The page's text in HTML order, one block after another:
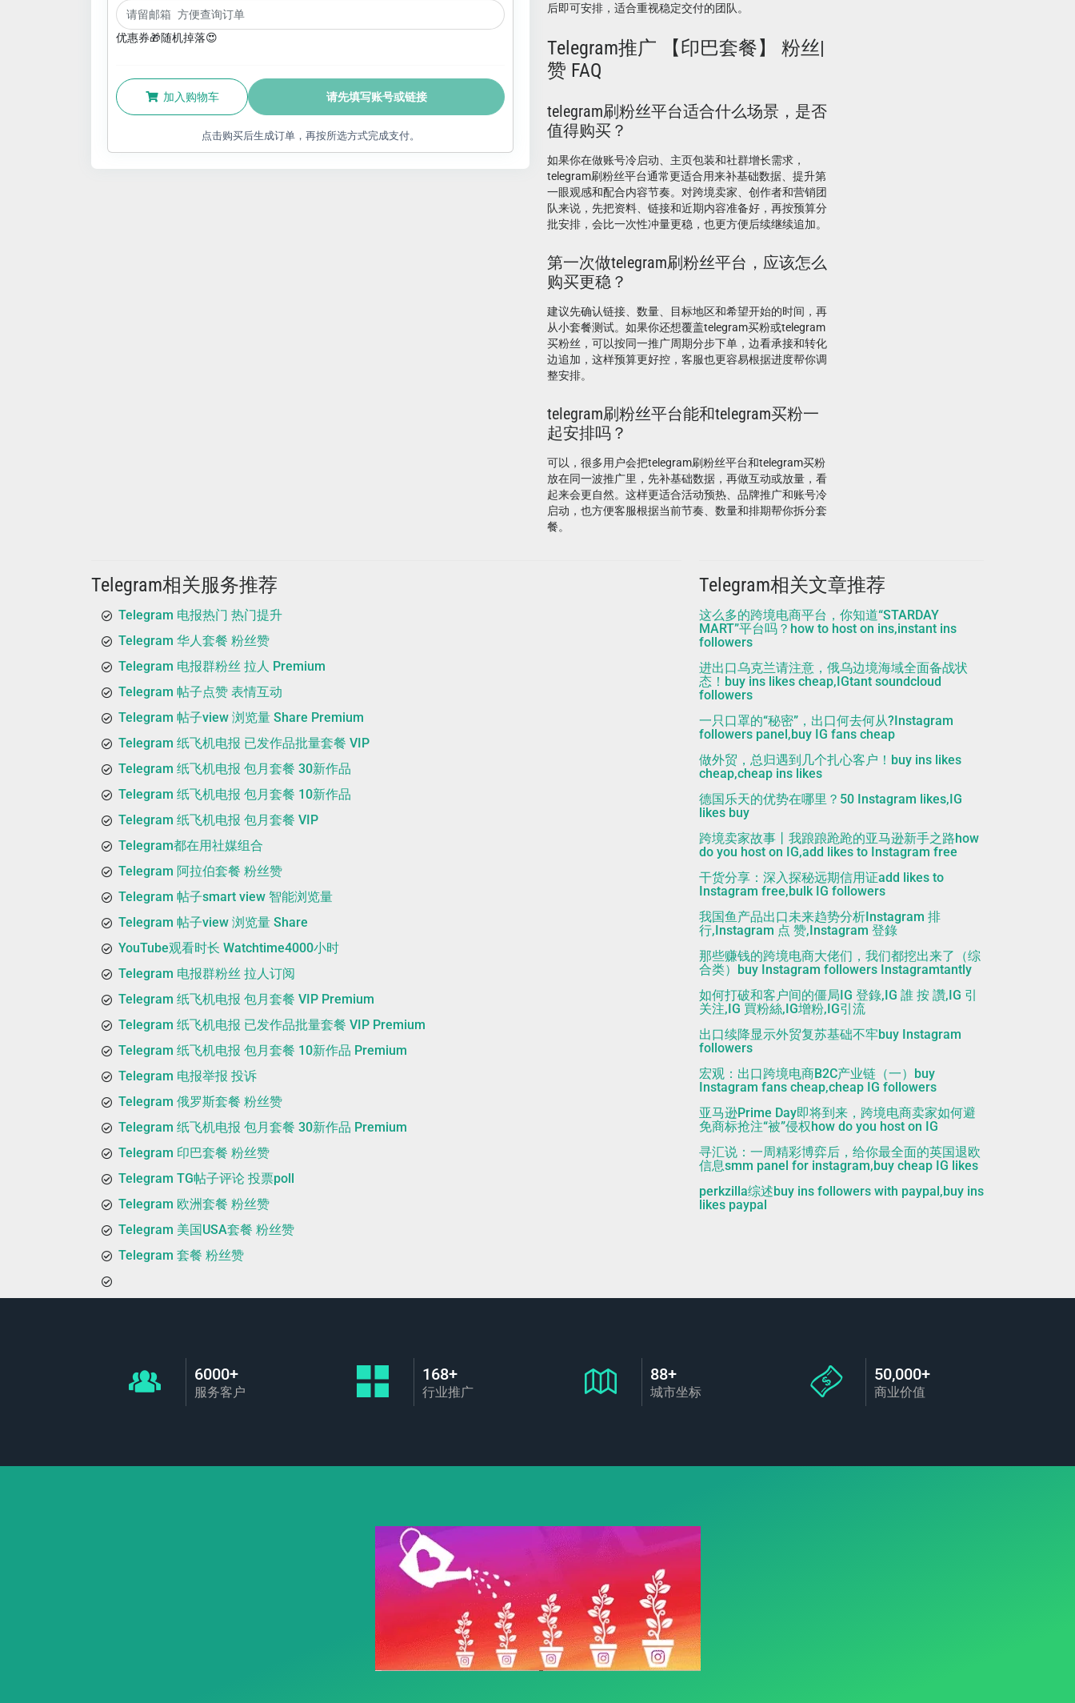
优惠券🎁随机掉落😍
加入购物车 请先填写账号或链接
点击购买后生成订单，再按所选方式完成支付。
后即可安排，适合重视稳定交付的团队。
Telegram推广 【印巴套餐】 粉丝|
赞 FAQ
telegram刷粉丝平台适合什么场景，是否
值得购买？
如果你在做账号冷启动、主页包装和社群增长需求，
telegram刷粉丝平台通常更适合用来补基础数据、提升第
一眼观感和配合内容节奏。对跨境卖家、创作者和营销团
队来说，先把资料、链接和近期内容准备好，再按预算分
批安排，会比一次性冲量更稳，也更方便后续继续追加。
第一次做telegram刷粉丝平台，应该怎么
购买更稳？
建议先确认链接、数量、目标地区和希望开始的时间，再
从小套餐测试。如果你还想覆盖telegram买粉或telegram
买粉丝，可以按同一推广周期分步下单，边看承接和转化
边追加，这样预算更好控，客服也更容易根据进度帮你调
整安排。
telegram刷粉丝平台能和telegram买粉一
起安排吗？
可以，很多用户会把telegram刷粉丝平台和telegram买粉
放在同一波推广里，先补基础数据，再做互动或放量，看
起来会更自然。这样更适合活动预热、品牌推广和账号冷
启动，也方便客服根据当前节奏、数量和排期帮你拆分套
餐。
Telegram相关服务推荐
Telegram 电报热门 热门提升
Telegram 华人套餐 粉丝赞
Telegram 电报群粉丝 拉人 Premium
Telegram 帖子点赞 表情互动
Telegram 帖子view 浏览量 Share Premium
Telegram 纸飞机电报 已发作品批量套餐 VIP
Telegram 纸飞机电报 包月套餐 30新作品
Telegram 纸飞机电报 包月套餐 10新作品
Telegram 纸飞机电报 包月套餐 VIP
Telegram都在用社媒组合
Telegram 阿拉伯套餐 粉丝赞
Telegram 帖子smart view 智能浏览量
Telegram 帖子view 浏览量 Share
YouTube观看时长 Watchtime4000小时
Telegram 电报群粉丝 拉人订阅
Telegram 纸飞机电报 包月套餐 VIP Premium
Telegram 纸飞机电报 已发作品批量套餐 VIP Premium
Telegram 纸飞机电报 包月套餐 10新作品 Premium
Telegram 电报举报 投诉
Telegram 俄罗斯套餐 粉丝赞
Telegram 纸飞机电报 包月套餐 30新作品 Premium
Telegram 印巴套餐 粉丝赞
Telegram TG帖子评论 投票poll
Telegram 欧洲套餐 粉丝赞
Telegram 美国USA套餐 粉丝赞
Telegram 套餐 粉丝赞
Telegram相关文章推荐
这么多的跨境电商平台，你知道“STARDAY
MART”平台吗？how to host on ins,instant ins
followers
进出口乌克兰请注意，俄乌边境海域全面备战状
态！buy ins likes cheap,IGtant soundcloud
followers
一只口罩的“秘密”，出口何去何从?Instagram
followers panel,buy IG fans cheap
做外贸，总归遇到几个扎心客户！buy ins likes
cheap,cheap ins likes
德国乐天的优势在哪里？50 Instagram likes,IG
likes buy
跨境卖家故事丨我踉踉跄跄的亚马逊新手之路how
do you host on IG,add likes to Instagram free
干货分享：深入探秘远期信用证add likes to
Instagram free,bulk IG followers
我国鱼产品出口未来趋势分析Instagram 排
行,Instagram 点 赞,Instagram 登錄
那些赚钱的跨境电商大佬们，我们都挖出来了（综
合类）buy Instagram followers Instagramtantly
如何打破和客户间的僵局IG 登錄,IG 誰 按 讚,IG 引
关注,IG 買粉絲,IG增粉,IG引流
出口续降显示外贸复苏基础不牢buy Instagram
followers
宏观：出口跨境电商B2C产业链（一）buy
Instagram fans cheap,cheap IG followers
亚马逊Prime Day即将到来，跨境电商卖家如何避
免商标抢注“被”侵权how do you host on IG
寻汇说：一周精彩博弈后，给你最全面的英国退欧
信息smm panel for instagram,buy cheap IG likes
perkzilla综述buy ins followers with paypal,buy ins
likes paypal
6000+
服务客户
168+
行业推广
88+
城市坐标
50,000+
商业价值